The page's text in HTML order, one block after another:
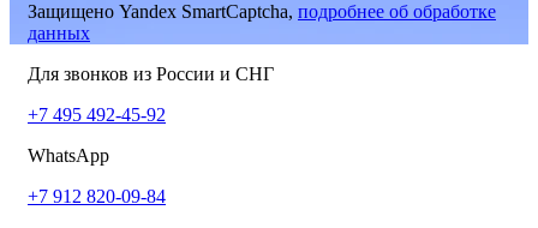
Защищено Yandex SmartCaptcha, подробнее об обработке
данных
Для звонков из России и СНГ
+7 495 492-45-92
WhatsApp
+7 912 820-09-84